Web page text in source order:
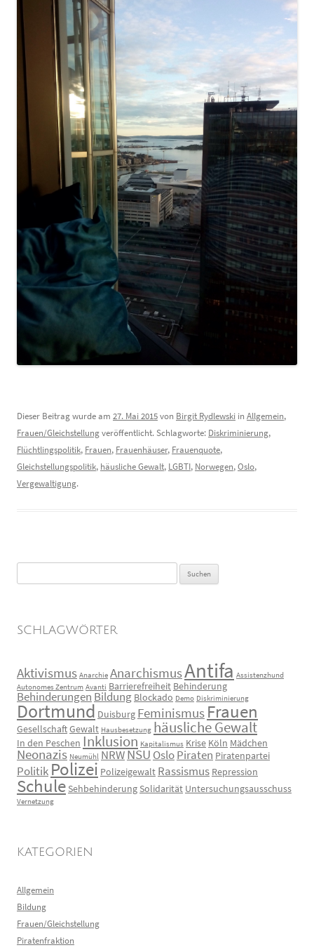
Dieser Beitrag wurde am 27. Mai 2015von Birgit Rydlewski in Allgemein,
Frauen/Gleichstellungveröffentlicht. Schlagworte: Diskriminierung,
Flüchtlingspolitik, Frauen, Frauenhäuser, Frauenquote,
Gleichstellungspolitik, häusliche Gewalt, LGBTI, Norwegen,Oslo,
Vergewaltigung.
nach:
SCHLAGWÖRTER
Aktivismus Anarchie AnarchismusAntifa Assistenzhund
Autonomes Zentrum Avanti Barrierefreiheit Behinderung
Behinderungen Bildung Blockado Demo Diskriminierung
Dortmund Duisburg Feminismus Frauen
GesellschaftGewalt Hausbesetzung häusliche Gewalt
In den Peschen Inklusion Kapitalismus Krise Köln Mädchen
Neonazis Neumühl NRWNSU OsloPiraten Piratenpartei
Politik Polizei Polizeigewalt Rassismus Repression
Schule Sehbehinderung Solidarität Untersuchungsausschuss
Vernetzung
KATEGORIEN
Allgemein
Bildung
Frauen/Gleichstellung
Piratenfraktion